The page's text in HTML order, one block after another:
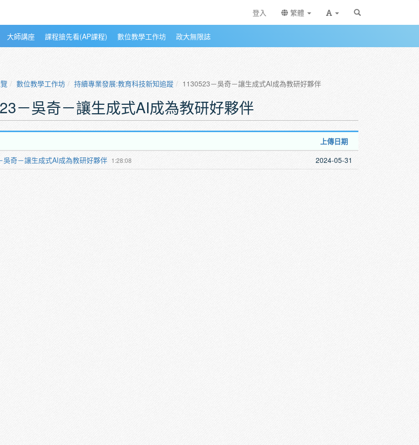
登入 繁體
大師講座 課程搶先看(AP課程) 數位教學工作坊 政大無限誌
數位教學工作坊 持續專業發展:教育科技新知追蹤 1130523－吳奇－讓生成式AI成為教研好夥伴
－吳奇－讓生成式AI成為教研好夥伴
上傳日期
1:28:08
吳奇－讓生成式AI成為教研好夥伴 2024-05-31